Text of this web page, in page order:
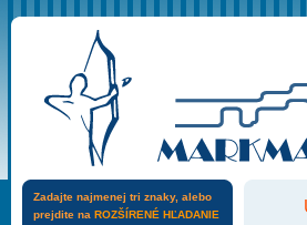
Zadajte najmenej tri znaky, alebo
prejdite na ROZŠÍRENÉ HĽADANIE